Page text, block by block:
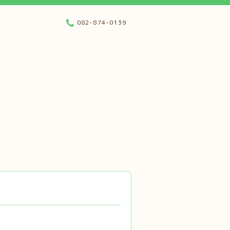
082-874-0139